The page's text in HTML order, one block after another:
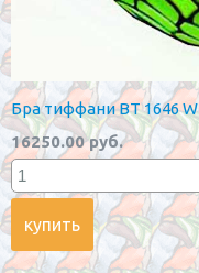
Бра тиффани BT 1646 W
16250.00 руб.